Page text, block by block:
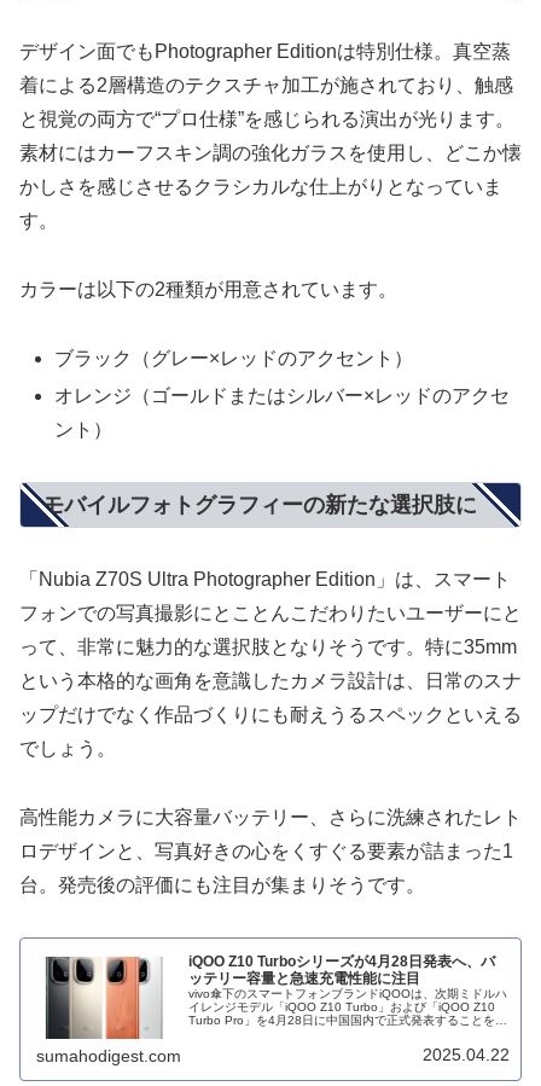
デザイン面でもPhotographer Editionは特別仕様。真空蒸
着による2層構造のテクスチャ加工が施されており、触感
と視覚の両方で“プロ仕様”を感じられる演出が光ります。
素材にはカーフスキン調の強化ガラスを使用し、どこか懐
かしさを感じさせるクラシカルな仕上がりとなっていま
す。
カラーは以下の2種類が用意されています。
ブラック（グレー×レッドのアクセント）
オレンジ（ゴールドまたはシルバー×レッドのアクセ
ント）
モバイルフォトグラフィーの新たな選択肢に
「Nubia Z70S Ultra Photographer Edition」は、スマート
フォンでの写真撮影にとことんこだわりたいユーザーにと
って、非常に魅力的な選択肢となりそうです。特に35mm
という本格的な画角を意識したカメラ設計は、日常のスナ
ップだけでなく作品づくりにも耐えうるスペックといえる
でしょう。
高性能カメラに大容量バッテリー、さらに洗練されたレト
ロデザインと、写真好きの心をくすぐる要素が詰まった1
台。発売後の評価にも注目が集まりそうです。
iQOO Z10 Turboシリーズが4月28日発表へ、バ
ッテリー容量と急速充電性能に注目
vivo傘下のスマートフォンブランドiQOOは、次期ミドルハ
イレンジモデル「iQOO Z10 Turbo」および「iQOO Z10
Turbo Pro」を4月28日に中国国内で正式発表することを明
画像からデザインやバッテリー性能の詳細が公開されてい
sumahodigest.com 2025.04.22